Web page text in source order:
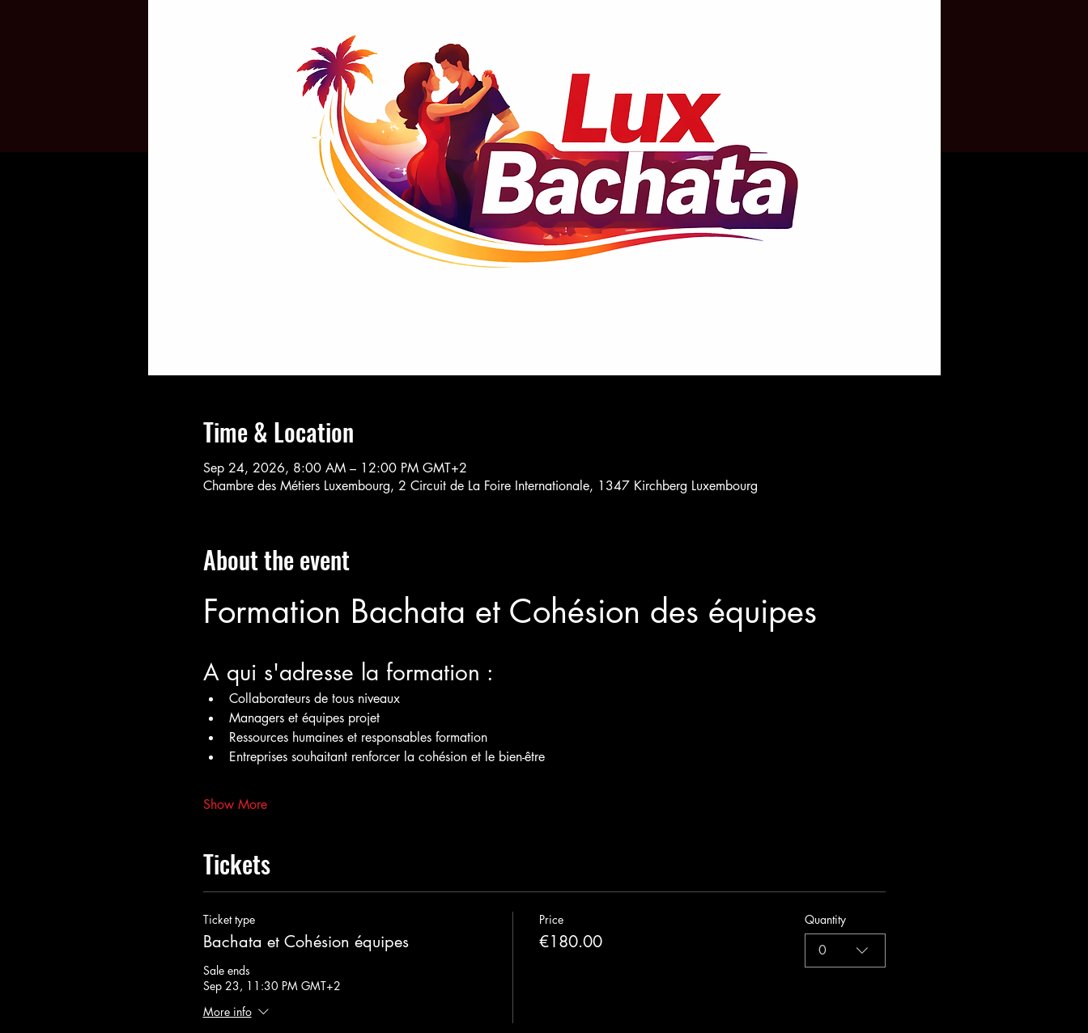
Time & Location
Sep 24, 2026, 8:00 AM – 12:00 PM GMT+2
Chambre des Métiers Luxembourg, 2 Circuit de La Foire Internationale, 1347 Kirchberg Luxembourg
About the event
Formation Bachata et Cohésion des équipes
A qui s'adresse la formation :
Collaborateurs de tous niveaux
Managers et équipes projet
Ressources humaines et responsables formation
Entreprises souhaitant renforcer la cohésion et le bien-être
Show More
Tickets
Ticket type
Bachata et Cohésion équipes
Sale ends
Sep 23, 11:30 PM GMT+2
More info
Price
€180.00
Quantity
0